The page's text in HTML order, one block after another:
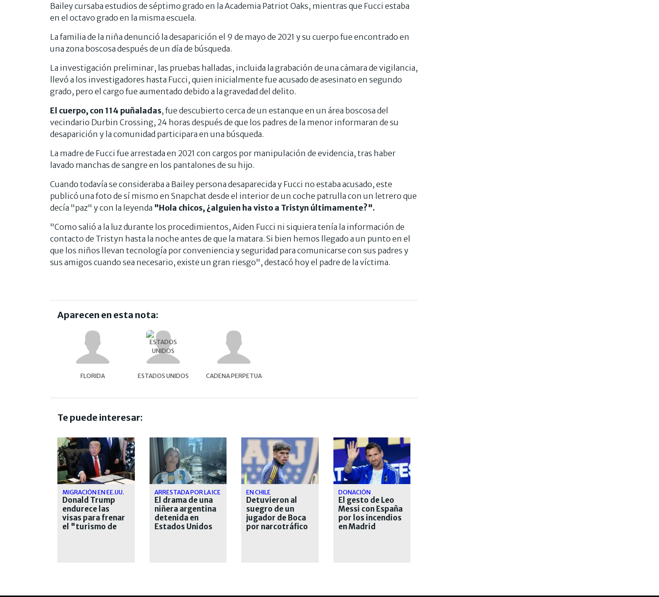
Bailey cursaba estudios de séptimo grado en la Academia Patriot Oaks, mientras que Fucci estaba
en el octavo grado en la misma escuela.
La familia de la niña denunció la desaparición el 9 de mayo de 2021 y su cuerpo fue encontrado en
una zona boscosa después de un día de búsqueda.
La investigación preliminar, las pruebas halladas, incluida la grabación de una cámara de vigilancia,
llevó a los investigadores hasta Fucci, quien inicialmente fue acusado de asesinato en segundo
grado, pero el cargo fue aumentado debido a la gravedad del delito.
El cuerpo, con 114 puñaladas, fue descubierto cerca de un estanque en un área boscosa del
vecindario Durbin Crossing, 24 horas después de que los padres de la menor informaran de su
desaparición y la comunidad participara en una búsqueda.
La madre de Fucci fue arrestada en 2021 con cargos por manipulación de evidencia, tras haber
lavado manchas de sangre en los pantalones de su hijo.
Cuando todavía se consideraba a Bailey persona desaparecida y Fucci no estaba acusado, este
publicó una foto de sí mismo en Snapchat desde el interior de un coche patrulla con un letrero que
decía "paz" y con la leyenda "Hola chicos, ¿alguien ha visto a Tristyn últimamente?".
"Como salió a la luz durante los procedimientos, Aiden Fucci ni siquiera tenía la información de
contacto de Tristyn hasta la noche antes de que la matara. Si bien hemos llegado a un punto en el
que los niños llevan tecnología por conveniencia y seguridad para comunicarse con sus padres y
sus amigos cuando sea necesario, existe un gran riesgo", destacó hoy el padre de la víctima.
Aparecen en esta nota:
FLORIDA ESTADOS UNIDOS CADENA PERPETUA
Te puede interesar:
MIGRACIÓN EN EE.UU.
Donald Trump
endurece las
visas para frenar
el "turismo de
ARRESTADA POR LA ICE
El drama de una
niñera argentina
detenida en
Estados Unidos
EN CHILE
Detuvieron al
suegro de un
jugador de Boca
por narcotráfico
DONACIÓN
El gesto de Leo
Messi con España
por los incendios
en Madrid